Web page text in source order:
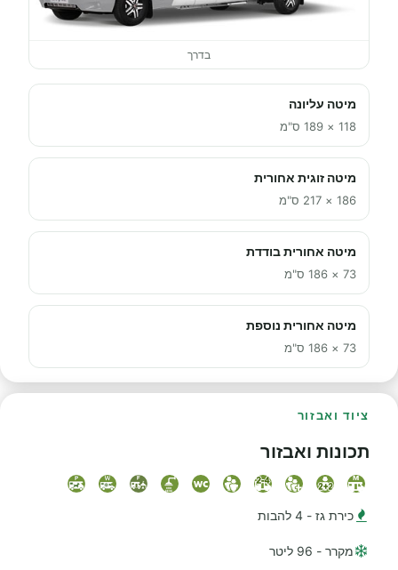
בדרך
מיטה עליונה
118 × 189 ס"מ
מיטה זוגית אחורית
186 × 217 ס"מ
מיטה אחורית בודדת
73 × 186 ס"מ
מיטה אחורית נוספת
73 × 186 ס"מ
ציוד ואבזור
תכונות ואבזור
כירת גז - 4 להבות
מקרר - 96 ליטר